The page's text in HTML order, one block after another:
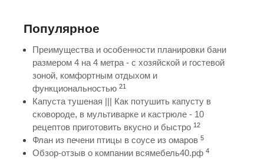
Популярное
Преимущества и особенности планировки бани
размером 4 на 4 метра - с хозяйской и гостевой
зоной, комфортным отдыхом и
функциональностью 21
Капуста тушеная ||| Как потушить капусту в
сковороде, в мультиварке и кастрюле - 10
рецептов приготовить вкусно и быстро 12
Флан из печени птицы в соусе из омаров 5
Обзор-отзыв о компании всямебель40.рф 4